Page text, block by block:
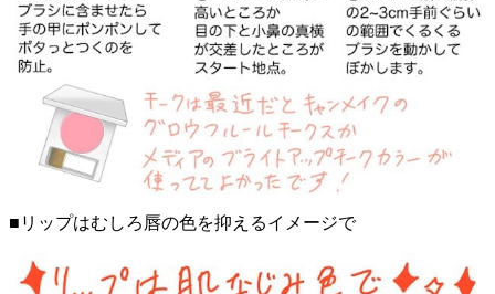
■リップはむしろ唇の色を抑えるイメージで